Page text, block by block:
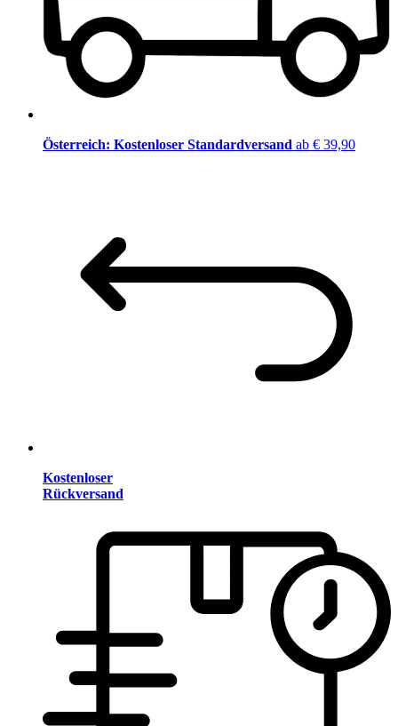
Österreich: Kostenloser Standardversand ab € 39,90
Kostenloser
Rückversand